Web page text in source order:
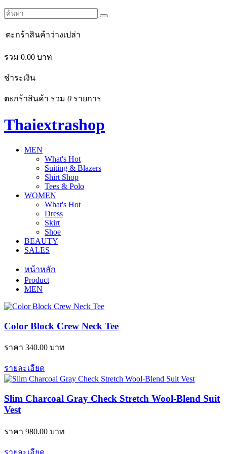
ตะกร้าสินค้าว่างเปล่า
รวม 0.00 บาท
ชำระเงิน
ตะกร้าสินค้า รวม 0 รายการ
Thaiextrashop
MEN
What's Hot
Suiting & Blazers
Shirt Shop
Tees & Polo
WOMEN
What's Hot
Dress
Skirt
Shoe
BEAUTY
SALES
หน้าหลัก
Product
MEN
Color Block Crew Neck Tee
ราคา 340.00 บาท
รายละเอียด
Slim Charcoal Gray Check Stretch Wool-Blend Suit
Vest
ราคา 980.00 บาท
รายละเอียด